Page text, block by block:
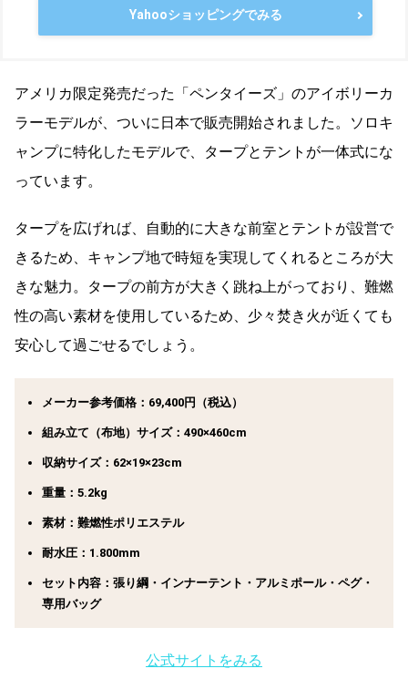
Yahooショッピングでみる
アメリカ限定発売だった「ペンタイーズ」のアイボリーカ
ラーモデルが、ついに日本で販売開始されました。ソロキ
ャンプに特化したモデルで、タープとテントが一体式にな
っています。
タープを広げれば、自動的に大きな前室とテントが設営で
きるため、キャンプ地で時短を実現してくれるところが大
きな魅力。タープの前方が大きく跳ね上がっており、難燃
性の高い素材を使用しているため、少々焚き火が近くても
安心して過ごせるでしょう。
メーカー参考価格：69,400円（税込）
組み立て（布地）サイズ：490×460cm
収納サイズ：62×19×23cm
重量：5.2kg
素材：難燃性ポリエステル
耐水圧：1.800mm
セット内容：張り綱・インナーテント・アルミポール・ペグ・
専用バッグ
公式サイトをみる